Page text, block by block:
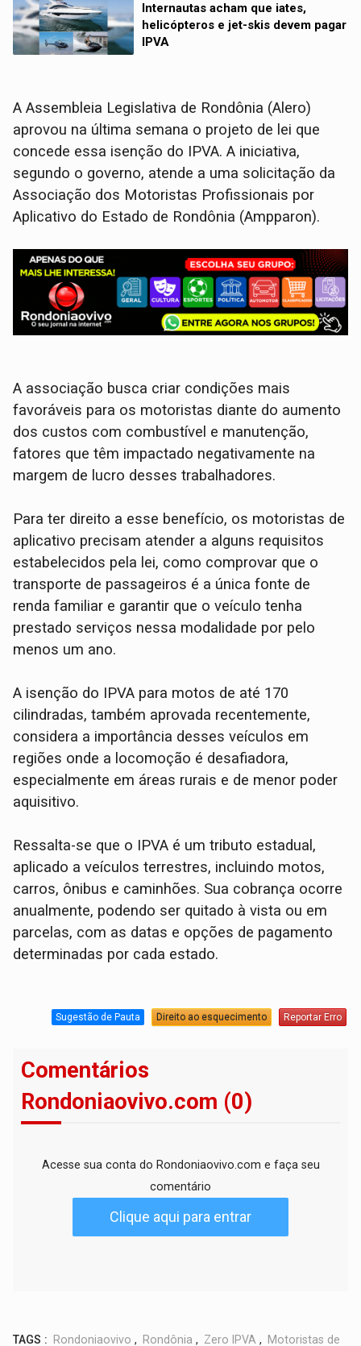
Internautas acham que iates,
helicópteros e jet-skis devem pagar
IPVA
A Assembleia Legislativa de Rondônia (Alero)
aprovou na última semana o projeto de lei que
concede essa isenção do IPVA. A iniciativa,
segundo o governo, atende a uma solicitação da
Associação dos Motoristas Profissionais por
Aplicativo do Estado de Rondônia (Ampparon).
A associação busca criar condições mais
favoráveis para os motoristas diante do aumento
dos custos com combustível e manutenção,
fatores que têm impactado negativamente na
margem de lucro desses trabalhadores.
Para ter direito a esse benefício, os motoristas de
aplicativo precisam atender a alguns requisitos
estabelecidos pela lei, como comprovar que o
transporte de passageiros é a única fonte de
renda familiar e garantir que o veículo tenha
prestado serviços nessa modalidade por pelo
menos um ano.
A isenção do IPVA para motos de até 170
cilindradas, também aprovada recentemente,
considera a importância desses veículos em
regiões onde a locomoção é desafiadora,
especialmente em áreas rurais e de menor poder
aquisitivo.
Ressalta-se que o IPVA é um tributo estadual,
aplicado a veículos terrestres, incluindo motos,
carros, ônibus e caminhões. Sua cobrança ocorre
anualmente, podendo ser quitado à vista ou em
parcelas, com as datas e opções de pagamento
determinadas por cada estado.
Sugestão de Pauta Direito ao esquecimento Reportar Erro
Comentários
Rondoniaovivo.com (0)
Acesse sua conta do Rondoniaovivo.com e faça seu
comentário
Clique aqui para entrar
TAGS : Rondoniaovivo , Rondônia , Zero IPVA , Motoristas de